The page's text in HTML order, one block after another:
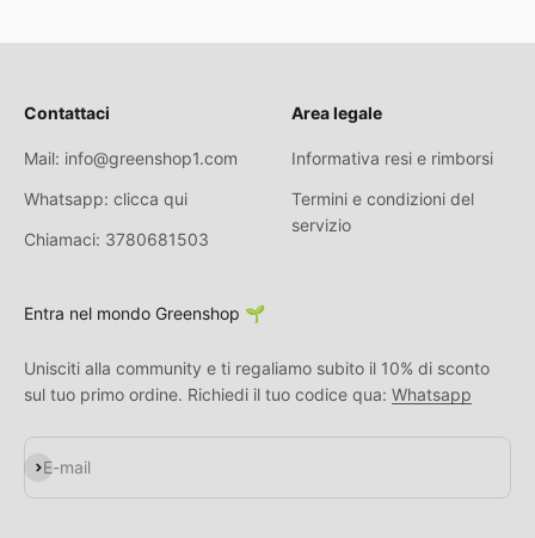
Contattaci
Mail: info@greenshop1.com
Whatsapp: clicca qui
Chiamaci: 3780681503
Area legale
Informativa resi e rimborsi
Termini e condizioni del
servizio
Entra nel mondo Greenshop 🌱
Unisciti alla community e ti regaliamo subito il 10% di sconto
sul tuo primo ordine. Richiedi il tuo codice qua: Whatsapp
E-mail
S'inscrire